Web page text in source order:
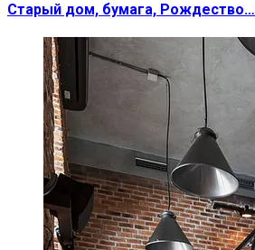
Старый дом, бумага, Рождество…